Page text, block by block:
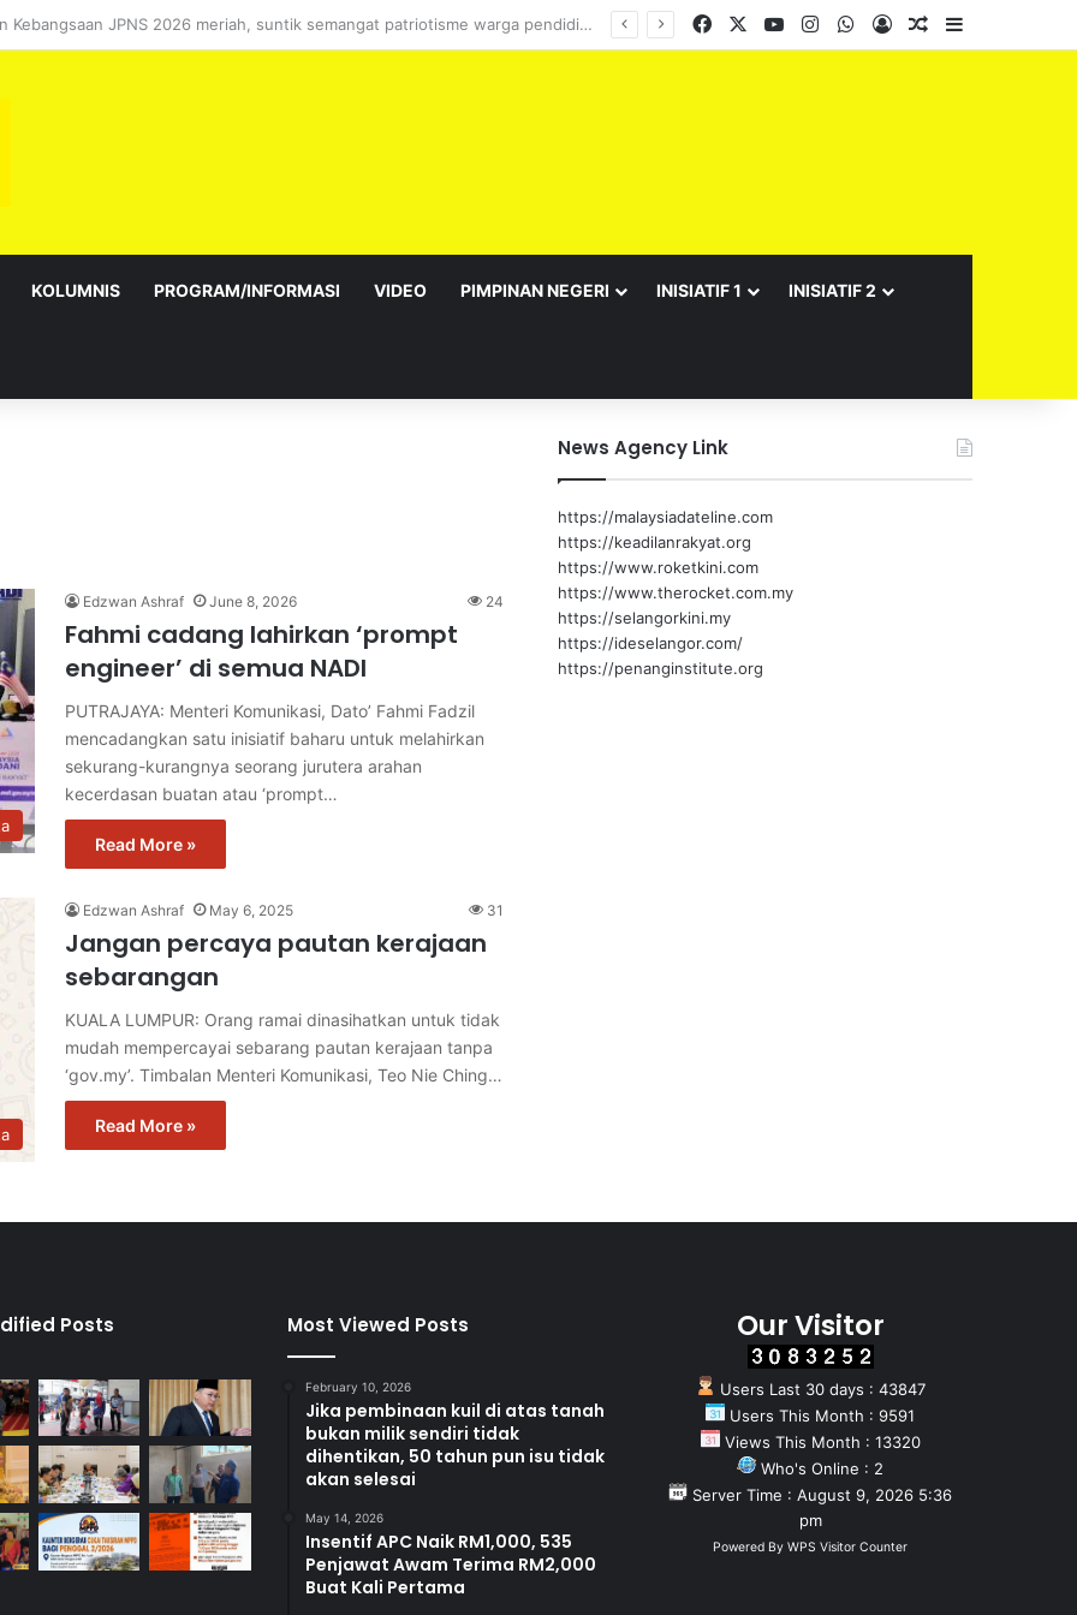
Exco satu amanah besar – Siow Kong Choon Facebook YouTubeInstagramWhatsApp
Log InRandom Article
KOLUMNIS PROGRAM/INFORMASI VIDEO PIMPINAN NEGERI INISIATIF 1 INISIATIF 2
Edzwan Ashraf June 8, 2026 24
Fahmi cadang lahirkan ‘prompt
engineer’ di semua NADI
PUTRAJAYA: Menteri Komunikasi, Dato’ Fahmi Fadzil
mencadangkan satu inisiatif baharu untuk melahirkan
sekurang-kurangnya seorang jurutera arahan
kecerdasan buatan atau ‘prompt…
Read More »
Edzwan Ashraf May 6, 2025 31
Jangan percaya pautan kerajaan
sebarangan
KUALA LUMPUR: Orang ramai dinasihatkan untuk tidak
mudah mempercayai sebarang pautan kerajaan tanpa
‘gov.my’. Timbalan Menteri Komunikasi, Teo Nie Ching…
Read More »
News Agency Link
https://malaysiadateline.com
https://keadilanrakyat.org
https://www.roketkini.com
https://www.therocket.com.my
https://selangorkini.my
https://ideselangor.com/
https://penanginstitute.org
Posts Most Viewed Posts
February 10, 2026
Jika pembinaan kuil di atas tanah
bukan milik sendiri tidak
dihentikan, 50 tahun pun isu tidak
akan selesai
May 14, 2026
Insentif APC Naik RM1,000, 535
Penjawat Awam Terima RM2,000
Buat Kali Pertama
Our Visitor
Users Last 30 days : 43847
Users This Month : 9591
Views This Month : 13320
Who's Online : 2
Server Time : August 9, 2026 5:36
pm
Powered By WPS Visitor Counter